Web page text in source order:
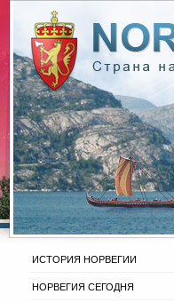
ИСТОРИЯ НОРВЕГИИ
НОРВЕГИЯ СЕГОДНЯ